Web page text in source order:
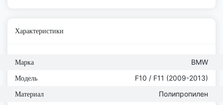
Характеристики
Марка BMW
Модель F10 / F11 (2009-2013)
Материал Полипропилен